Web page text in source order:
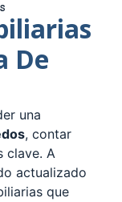
De
una
, contar
clave. A
actualizado
que